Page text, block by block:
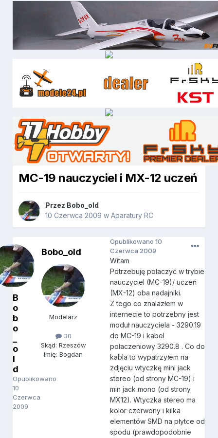
MC-19 nauczyciel i MX-12 uczeń
Przez Bobo_old
10 Czerwca 2009 wAparatury RC
B
o
b
o
o
l
d
Opublikowano
10
Czerwca
2009
Bobo_old
Modelarz
30
Skąd: Rzeszów
Imię: Bogdan
Opublikowano10
Czerwca 2009
Witam
Potrzebuję połaczyć w trybie
nauczyciel (MC-19)/ uczeń
(MX-12) oba nadajniki.
Z tego co znalazłem w
internecie to potrzebny jest
moduł nauczyciela - 3290.19
do MC-19 i kabel
połaczeniowy 3290.8 . Co do
kabla to wypatrzyłem na
zdjęciu wtyczkę mini jack
stereo (od strony MC-19) i
min jack mono (od strony
MX12). Wtyczka stereo ma
kolor czerwony i kilka
elementów SMD na płytce od
spodu (prawdopodobnie